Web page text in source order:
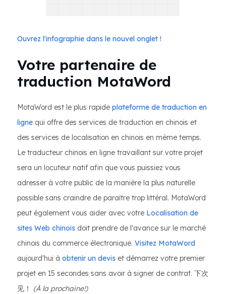
Ouvrez l'infographie dans le nouvel onglet !
Votre partenaire de
traduction MotaWord
MotaWord est le plus rapide plateforme de traduction en
ligne qui offre des services de traduction en chinois et
des services de localisation en chinois en même temps.
Le traducteur chinois en ligne travaillant sur votre projet
sera un locuteur natif afin que vous puissiez vous
adresser à votre public de la manière la plus naturelle
possible sans craindre de paraître trop littéral. MotaWord
peut également vous aider avec votre Localisation de
sites Web chinois doit prendre de l'avance sur le marché
chinois du commerce électronique. Visitez MotaWord
aujourd'hui à obtenir un devis et démarrez votre premier
projet en 15 secondes sans avoir à signer de contrat. 下次
见！
(À la prochaine!)